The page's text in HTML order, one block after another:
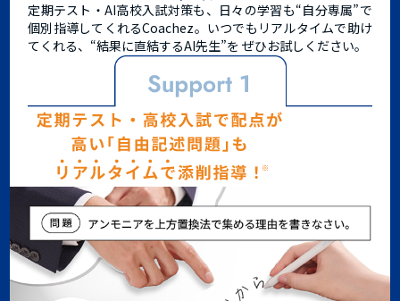
定期テスト・AI高校入試対策も、日々の学習も“自分専属”で
個別指導してくれるCoachez。 いつでもリアルタイムで助け
てくれる、“結果に直結するAI先生”を ぜひお試しください。